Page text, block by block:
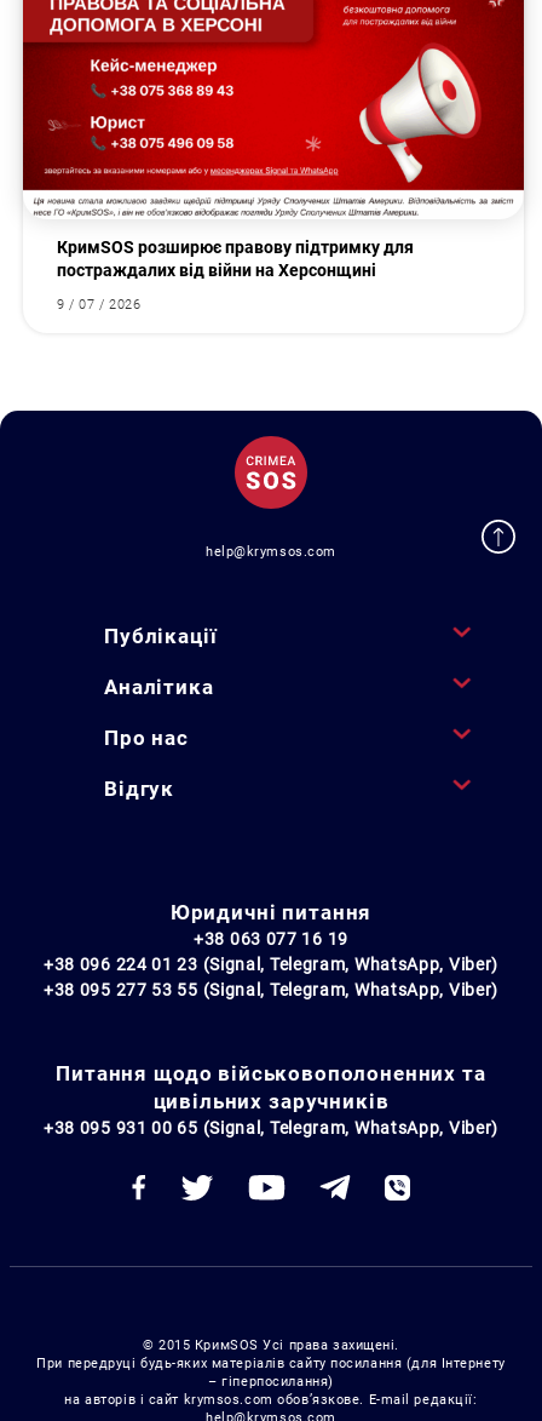
КримSOS розширює правову підтримку для
постраждалих від війни на Херсонщині
9 / 07 / 2026
help@krymsos.com
Публікації
Аналітика
Про нас
Відгук
Юридичні питання
+38 063 077 16 19
+38 096 224 01 23 (Signal, Telegram, WhatsApp, Viber)
+38 095 277 53 55 (Signal, Telegram, WhatsApp, Viber)
Питання щодо військовополоненних та
цивільних заручників
+38 095 931 00 65 (Signal, Telegram, WhatsApp, Viber)
© 2015 КримSOS Усі права захищені.
При передруці будь-яких матеріалів сайту посилання (для Інтернету
– гіперпосилання)
на авторів і сайт krymsos.com обов’язкове. E-mail редакції: